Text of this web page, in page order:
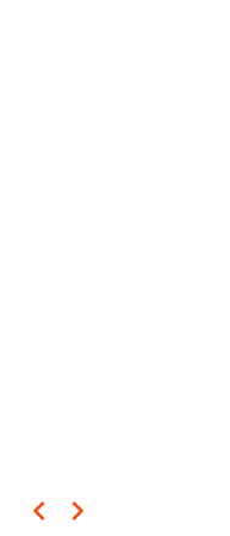
Anterior
keyboard_arrow_left Siguiente
keyboard_arrow_right